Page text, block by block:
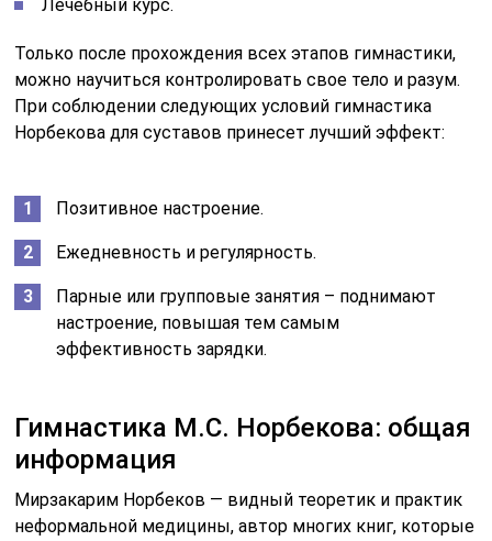
Лечебный курс.
Только после прохождения всех этапов гимнастики,
можно научиться контролировать свое тело и разум.
При соблюдении следующих условий гимнастика
Норбекова для суставов принесет лучший эффект:
Позитивное настроение.
Ежедневность и регулярность.
Парные или групповые занятия – поднимают
настроение, повышая тем самым
эффективность зарядки.
Гимнастика М.С. Норбекова: общая
информация
Мирзакарим Норбеков — видный теоретик и практик
неформальной медицины, автор многих книг, которые